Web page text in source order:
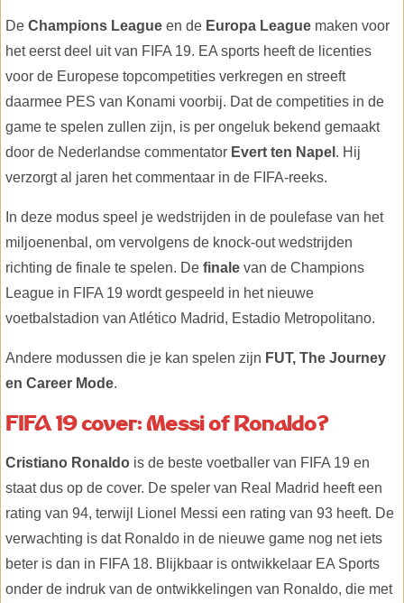
De Champions League en de Europa League maken voor
het eerst deel uit van FIFA 19. EA sports heeft de licenties
voor de Europese topcompetities verkregen en streeft
daarmee PES van Konami voorbij. Dat de competities in de
game te spelen zullen zijn, is per ongeluk bekend gemaakt
door de Nederlandse commentator Evert ten Napel . Hij
verzorgt al jaren het commentaar in de FIFA-reeks.
In deze modus speel je wedstrijden in de poulefase van het
miljoenenbal, om vervolgens de knock-out wedstrijden
richting de finale te spelen. De finale van de Champions
League in FIFA 19 wordt gespeeld in het nieuwe
voetbalstadion van Atlético Madrid, Estadio Metropolitano.
Andere modussen die je kan spelen zijn FUT, The Journey
en Career Mode.
FIFA 19 cover: Messi of Ronaldo?
Cristiano Ronaldo is de beste voetballer van FIFA 19 en
staat dus op de cover. De speler van Real Madrid heeft een
rating van 94, terwijl Lionel Messi een rating van 93 heeft. De
verwachting is dat Ronaldo in de nieuwe game nog net iets
beter is dan in FIFA 18. Blijkbaar is ontwikkelaar EA Sports
onder de indruk van de ontwikkelingen van Ronaldo, die met